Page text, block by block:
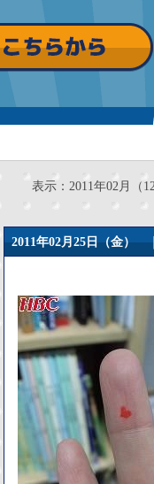
表示：2011年02月（12
2011年02月25日（金